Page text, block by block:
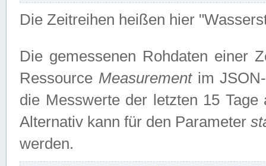
Die Zeitreihen heißen hier
Die gemessenen Rohdaten einer
Ressource Measurementim JSON-
die Messwerte der letzten 15
Alternativ kann für den Parameter
werden.